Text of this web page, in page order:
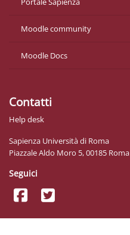
Moodle community
Moodle Docs
Contatti
Help desk
Sapienza Università di Roma
Piazzale Aldo Moro 5, 00185 Roma
Seguici